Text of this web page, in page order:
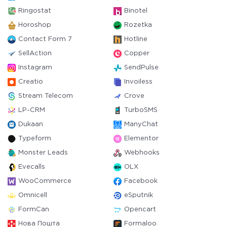
Ringostat Binotel
Horoshop Rozetka
Contact Form 7 Hotline
SellAction Copper
Instagram SendPulse
Creatio Invoiless
Stream Telecom Crove
LP-CRM TurboSMS
Dukaan ManyChat
Typeform Elementor
Monster Leads Webhooks
Evecalls OLX
WooCommerce Facebook
Omnicell eSputnik
FormCan Opencart
Нова Пошта Formaloo